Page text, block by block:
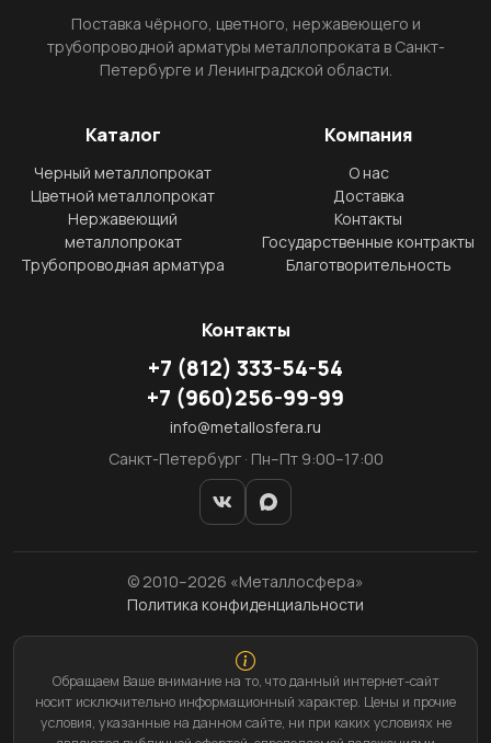
Поставка чёрного, цветного, нержавеющего и
трубопроводной арматуры металлопроката в Санкт-
Петербурге и Ленинградской области.
Каталог
Черный металлопрокат
Цветной металлопрокат
Нержавеющий
металлопрокат
Трубопроводная арматура
Компания
О нас
Доставка
Контакты
Государственные контракты
Благотворительность
Контакты
+7 (812) 333-54-54
+7 (960)256-99-99
info@metallosfera.ru
Санкт-Петербург · Пн–Пт 9:00–17:00
© 2010–2026 «Металлосфера»
Политика конфиденциальности
Обращаем Ваше внимание на то, что данный интернет-сайт
носит исключительно информационный характер. Цены и прочие
условия, указанные на данном сайте, ни при каких условиях не